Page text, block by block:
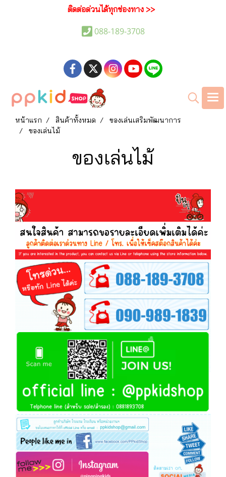
ติดต่อด่วนได้ทุกช่องทาง >>
088-189-3708
หน้าแรก สินค้าทั้งหมด
ของเล่นเสริมพัฒนาการ
ของเล่นไม้
ของเล่นไม้